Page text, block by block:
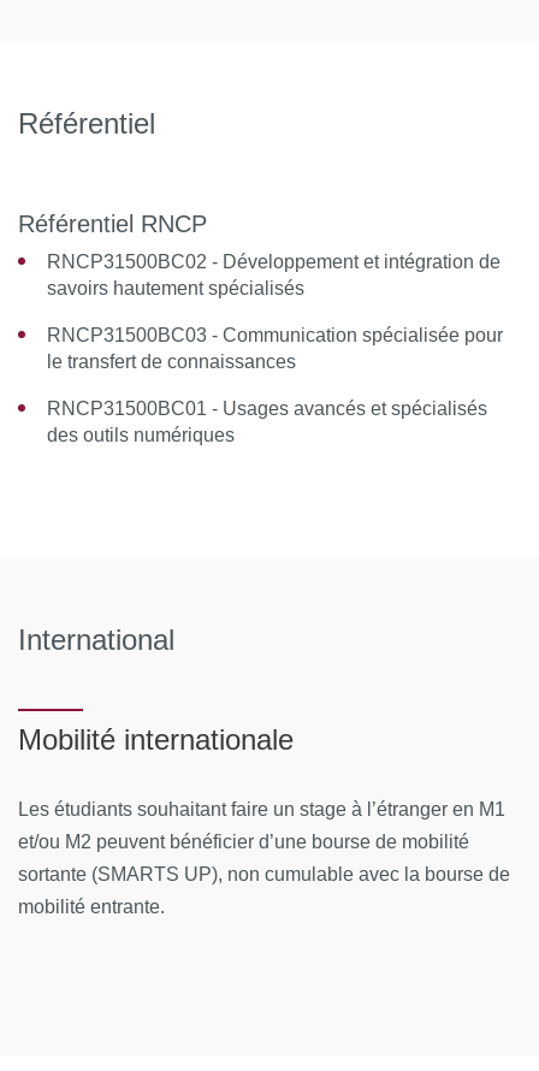
Référentiel
Référentiel RNCP
RNCP31500BC02 - Développement et intégration de
savoirs hautement spécialisés
RNCP31500BC03 - Communication spécialisée pour
le transfert de connaissances
RNCP31500BC01 - Usages avancés et spécialisés
des outils numériques
International
Mobilité internationale
Les étudiants souhaitant faire un stage à l’étranger en M1
et/ou M2 peuvent bénéficier d’une bourse de mobilité
sortante (SMARTS UP), non cumulable avec la bourse de
mobilité entrante.